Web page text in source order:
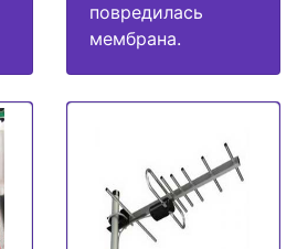
повредилась
мембрана.